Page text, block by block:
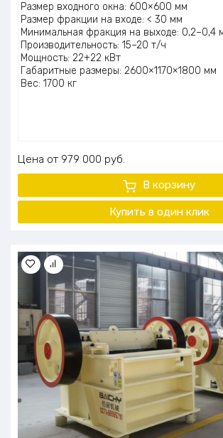
Размер входного окна: 600×600 мм
Размер фракции на входе: < 30 мм
Минимальная фракция на выходе: 0,2–0,4
Производительность: 15–20 т/ч
Мощность: 22+22 кВт
Габаритные размеры: 2600×1170×1800 мм
Вес: 1700 кг
Цена 979 000 руб.
В корзину
Купить в один клик